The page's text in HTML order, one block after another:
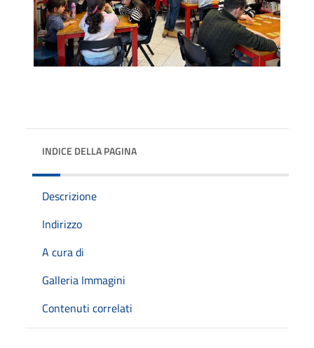
INDICE DELLA PAGINA
Descrizione
Indirizzo
A cura di
Galleria Immagini
Contenuti correlati